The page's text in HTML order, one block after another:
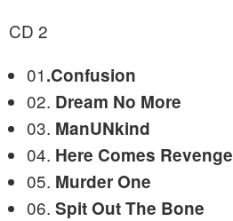
CD 2
01.Confusion
02. Dream No More
03. ManUNkind
04. Here Comes Revenge
05. Murder One
06. Spit Out The Bone